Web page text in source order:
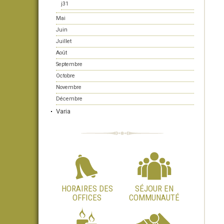
j31
Mai
Juin
Juillet
Août
Septembre
Octobre
Novembre
Décembre
Varia
HORAIRES DES
OFFICES
SÉJOUR EN
COMMUNAUTÉ